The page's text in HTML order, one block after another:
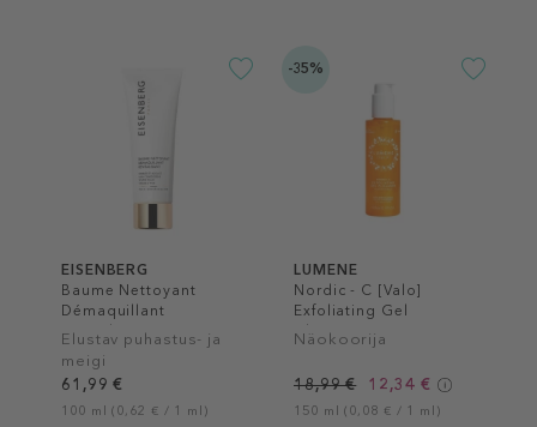
EISENBERG
Baume Nettoyant
Démaquillant
Revitalisant
Elustav puhastus- ja
meigi
eemaldamispalsam
61,99 €
100 ml (0,62 € / 1 ml)
-35%
LUMENE
Nordic - C [Valo]
Exfoliating Gel
Cleanser
Näokoorija
18,99 € 12,34 €
150 ml (0,08 € / 1 ml)